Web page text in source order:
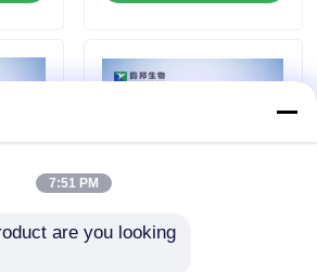
7:51 PM
are you looking